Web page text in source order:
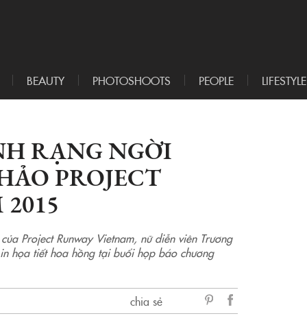
BEAUTY PHOTOSHOOTS PEOPLE LIFESTYLE
RẠNG NGỜI
PROJECT
Project Runway Vietnam, nữ diễn viên Trương
họa tiết hoa hồng tại buổi họp báo chương
chia sẻ